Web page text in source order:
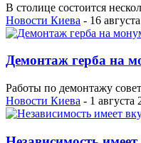
В столице состоится
Новости Киева - 16
Демонтаж герба на
Работы по демонтажу
Новости Киева - 1 августа